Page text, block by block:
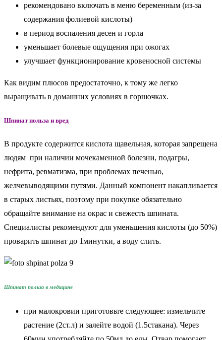
рекомендовано включать в меню беременным (из-за
содержания фолиевой кислоты)
в период воспаления десен и горла
уменьшает болевые ощущения при ожогах
улучшает функционирование кровеносной системы
Как видим плюсов предостаточно, к тому же легко
выращивать в домашних условиях в горшочках.
Шпинат польза и вред
В продукте содержится кислота щавельная, которая запрещена
людям при наличии мочекаменной болезни, подагры,
нефрита, ревматизма, при проблемах печенью,
желчевыводящими путями. Данный компонент накапливается
в старых листьях, поэтому при покупке обязательно
обращайте внимание на окрас и свежесть шпината.
Специалисты рекомендуют для уменьшения кислоты (до 50%)
проварить шпинат до 1минутки, а воду слить.
Шпинат польза в медицине
при малокровии приготовьте следующее: измельчите
растение (2ст.л) и залейте водой (1.5стакана). Через